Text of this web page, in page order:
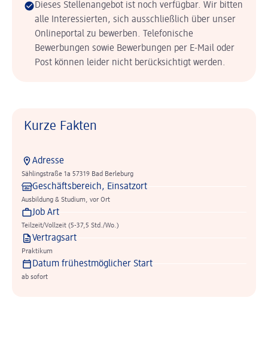
Dieses Stellenangebot ist noch verfügbar. Wir bitten
alle Interessierten, sich ausschließlich über unser
Onlineportal zu bewerben. Telefonische
Bewerbungen sowie Bewerbungen per E-Mail oder
Post können leider nicht berücksichtigt werden.
Kurze Fakten
Adresse
Sählingstraße 1a 57319 Bad Berleburg
Geschäftsbereich, Einsatzort
Ausbildung & Studium, vor Ort
Job Art
Teilzeit/Vollzeit (5-37,5 Std./Wo.)
Vertragsart
Praktikum
Datum frühestmöglicher Start
ab sofort